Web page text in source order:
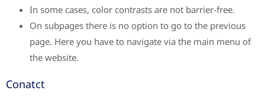
In some cases, color contrasts are not barrier-free.
On subpages there is no option to go to the previous
page. Here you have to navigate via the main menu of
the website.
Conatct